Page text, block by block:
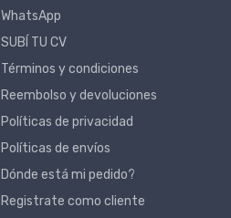
WhatsApp
SUBÍ TU CV
Términos y condiciones
Reembolso y devoluciones
Políticas de privacidad
Políticas de envíos
Dónde está mi pedido?
Registrate como cliente